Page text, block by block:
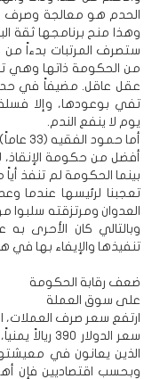
الحدم هو معالجة وصرف
وهذا منح برنامجها ثقة
من الحكومة ذاتها وهي
عقل عاقل. مضيفاً في
تفي بوعودها، وإلا
يوم لا ينفع الندم.
أما
أفضل من حكومة الإنقاذ،
بينما الحكومة لم تنفذ
تعجبنا لرئيسها عندما
العدوان ومرتزقته سلبوا
وبالتالي كان الأحرى
تنفيذها والإيفاء بها في
ضعف رقابة الحكومة
على سوق العملة
ارتفع سعر صرف
سعر
الذين يعانون في
وبحسب اقتصاديين فإن